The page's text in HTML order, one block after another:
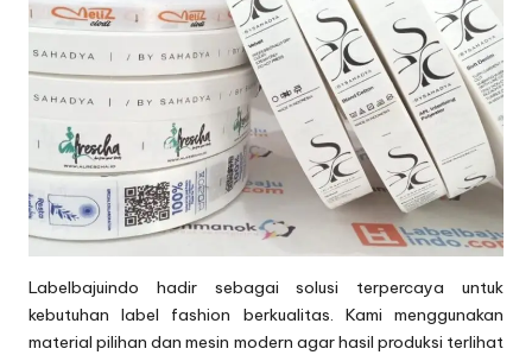
Labelbajuindo hadir sebagai solusi terpercaya untuk
kebutuhan label fashion berkualitas. Kami menggunakan
material pilihan dan mesin modern agar hasil produksi terlihat